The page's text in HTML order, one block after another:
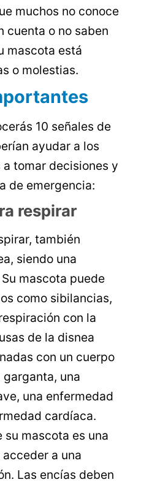
muchos no conoce
cuenta o no saben
mascota está
o molestias.
10 señales de
ayudar a los
tomar decisiones y
de emergencia:
respirar
también
siendo una
mascota puede
como sibilancias,
con la
de la disnea
con un cuerpo
una
una enfermedad
cardíaca.
su mascota es una
a una
Las encías deben